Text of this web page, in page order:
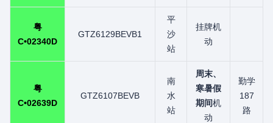
粤
C•02340D
GTZ6129BEVB1
平
沙
站
挂牌机
动
粤
C•02639D
GTZ6107BEVB
南
水
站
周末、
寒暑假
期间机
动
勤学
187
路